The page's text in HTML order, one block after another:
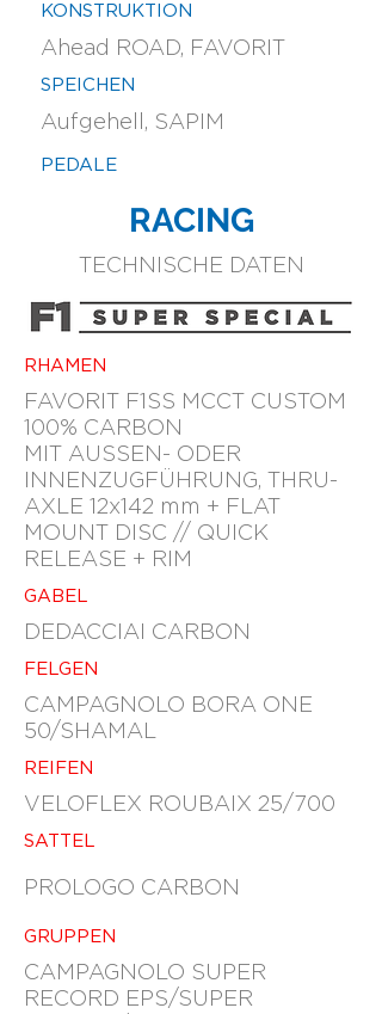
SPEICHEN
Aufgehell, SAPIM
PEDALE
KONSTRUKTION
Ahead ROAD, FAVORIT
RHAMEN
FAVORIT F1SS MCCT CUSTOM
100% CARBON
MIT AUSSEN- ODER
INNENZUGFÜHRUNG, THRU-
AXLE 12x142 mm + FLAT
MOUNT DISC // QUICK
RELEASE + RIM
GABEL
DEDACCIAI CARBON
CAMPAGNOLO BORA ONE
50/SHAMAL
FELGEN
CAMPAGNOLO SUPER
RECORD EPS/SUPER
GRUPPEN
VELOFLEX ROUBAIX 25/700
REIFEN
SATTEL
PROLOGO CARBON
TECHNISCHE DATEN
RACING